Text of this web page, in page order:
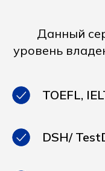
Данный
уровень
TOEFL,
DSH/